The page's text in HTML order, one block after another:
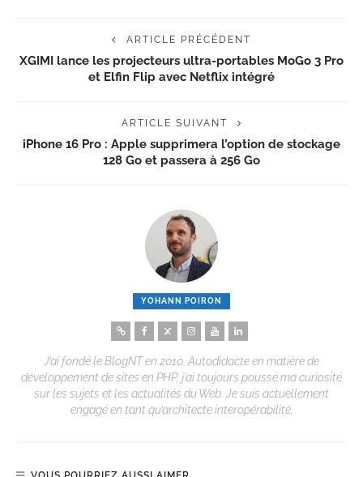
ARTICLE PRÉCÉDENT
XGIMI lance les projecteurs ultra-portables MoGo 3 Pro
et Elfin Flip avec Netflix intégré
ARTICLE SUIVANT
iPhone 16 Pro : Apple supprimera l’option de stockage
128 Go et passera à 256 Go
YOHANN POIRON
J’ai fondé le BlogNT en 2010. Autodidacte en matière de
développement de sites en PHP, j’ai toujours poussé ma curiosité
sur les sujets et les actualités du Web. Je suis actuellement
engagé en tant qu’architecte interopérabilité.